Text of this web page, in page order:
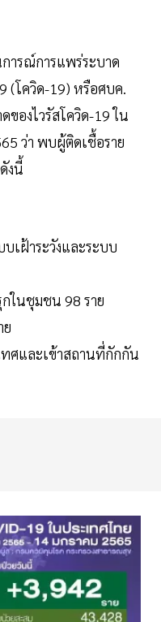
ารณ์การแพร่ระบาด
(โควิด-19) หรือศบค.
ของไวรัสโควิด-19 ใน
ว่า พบผู้ติดเชื้อราย
งนี้
เฝ้าระวังและระบบ
ในชุมชน 98 ราย
ย
ทศและเข้าสถานที่กักกัน